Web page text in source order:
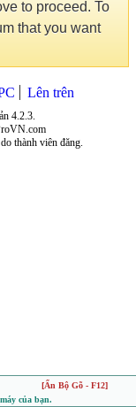
to proceed. To
that you want
Lên trên
4.2.3.
thành viên đăng.
[Ẩn Bộ Gõ - F12]
của bạn.